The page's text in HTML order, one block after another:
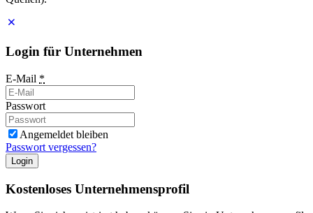
Login für Unternehmen
E-Mail *
Passwort
Angemeldet bleiben
Passwort vergessen?
Login
Kostenloses Unternehmensprofil